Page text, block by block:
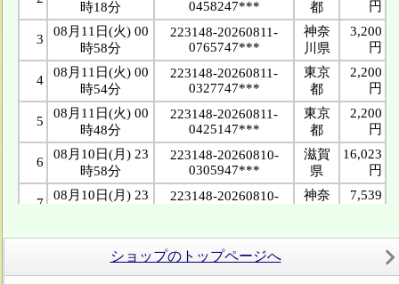
ショップのトップページへ